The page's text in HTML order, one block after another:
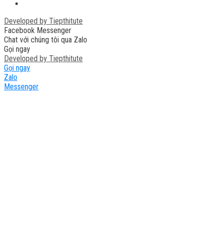
Developed by Tiepthitute
Facebook Messenger
Chat với chúng tôi qua Zalo
Gọi ngay
Developed by Tiepthitute
Gọi ngay
Zalo
Messenger